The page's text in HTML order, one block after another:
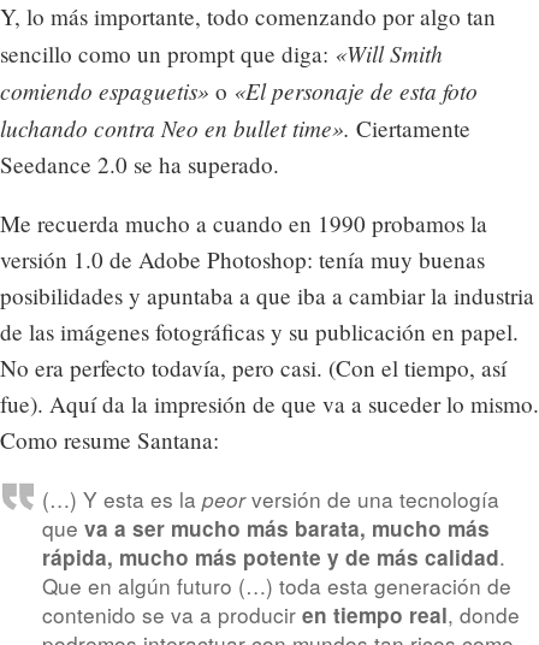
Y, lo más importante, todo comenzando por algo tan
sencillo como un prompt que diga: «Will Smith
comiendo espaguetis» o «El personaje de esta foto
luchando contra Neo en bullet time». Ciertamente
Seedance 2.0 se ha superado.
Me recuerda mucho a cuando en 1990 probamos la
versión 1.0 de Adobe Photoshop: tenía muy buenas
posibilidades y apuntaba a que iba a cambiar la industria
de las imágenes fotográficas y su publicación en papel.
No era perfecto todavía, pero casi. (Con el tiempo, así
fue). Aquí da la impresión de que va a suceder lo mismo.
Como resume Santana:
(…) Y esta es la peorversión de una tecnología
que va a ser mucho más barata, mucho más
rápida, mucho más potente y de más calidad.
Que en algún futuro (…) toda esta generación de
contenido se va a producir en tiempo real, donde